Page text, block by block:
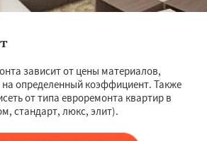
зависит от цены материалов,
определенный коэффициент. Также
от типа евроремонта квартир в
стандарт, люкс, элит).